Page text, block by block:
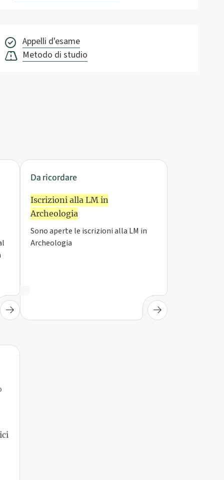
Appelli d'esame
Metodo di studio
Da ricordare
Iscrizioni alla LM in
Archeologia
Sono aperte le iscrizioni alla LM in
Archeologia